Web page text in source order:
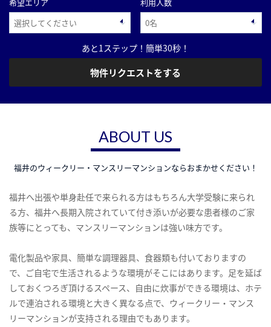
あと1ステップ！簡単30秒！
物件リクエストをする
ABOUT US
福井のウィークリー・マンスリーマンションならおまかせください！
福井へ出張や単身赴任で来られる方はもちろん大学受験に来られ
る方、福井へ長期入院されていて付き添いが必要な患者様のご家
族等にとっても、マンスリーマンションは強い味方です。
電化製品や家具、簡単な調理器具、食器類も付いておりますの
で、ご自宅で生活されるような環境がそこにはあります。足を延ば
しておくつろぎ頂けるスペース、自由に炊事ができる環境は、ホテ
ルで連泊される環境と大きく異なる点で、ウィークリー・マンス
リーマンションが支持される理由でもあります。